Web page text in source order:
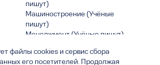
пишут)
Машиностроение (Учёные
пишут)
Менеджмент (Учёные пишут)
Мультидисциплинарные
файлы cookies и сервис сбора
его посетителей. Продолжая